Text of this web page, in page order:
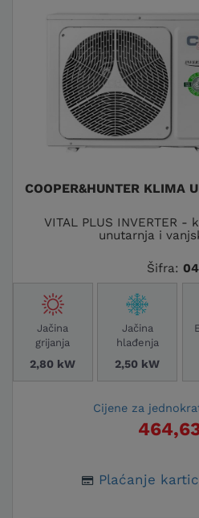
COOPER&HUNTER KLIMA
VITAL PLUS INVERTER
unutarnja i
Šifra:
Jačina
grijanja
2,80 kW
Jačina
hlađenja
2,50 kW
Cijene za
Plaćanje